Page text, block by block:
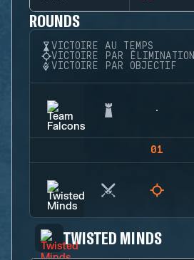
ROUNDS
VICTOIRE AU TEMPS
VICTOIRE PAR ÉLIMINATION
VICTOIRE PAR OBJECTIF
01
TWISTED MINDS